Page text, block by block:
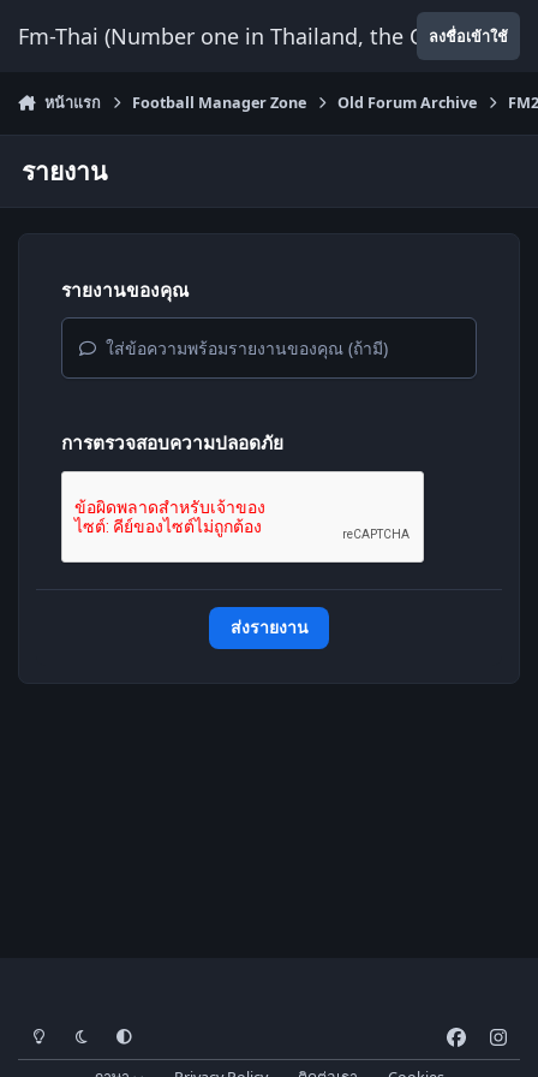
Fm-Thai (Number one in Thailand, the Onlyลงชื่อเข้าใช้
หน้าแรก Football Manager Zone Old Forum Archive
รายงาน
รายงานของคุณ
ใส่ข้อความพร้อมรายงานของคุณ (ถ้ามี)
การตรวจสอบความปลอดภัย
ส่งรายงาน
โหมดสว่างโหมดมืด การตั้งค่าระบบ
a
n